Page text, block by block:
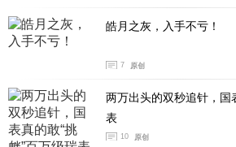
皓月之灰，入手不亏！
7 原创
两万出头的双秒追针，国
表
10 原创